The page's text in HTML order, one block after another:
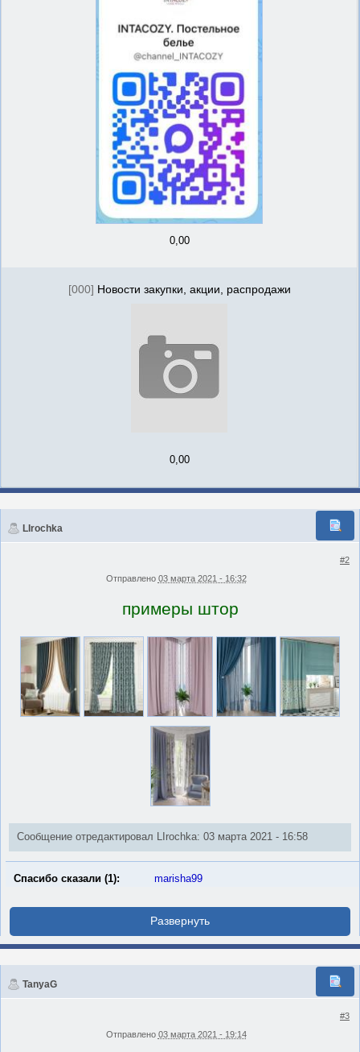
0,00
[000] Новости закупки, акции, распродажи
0,00
LIrochka
#2
Отправлено 03 марта 2021 - 16:32
примеры штор
Сообщение отредактировал LIrochka: 03 марта 2021 - 16:58
Спасибо сказали (1): marisha99
TanyaG
#3
Отправлено 03 марта 2021 - 19:14